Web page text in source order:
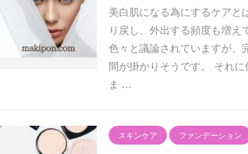
美白肌になる為にするケアと
り戻し、外出する頻度も増え
色々と議論されていますが、
間が掛かりそうです。 それ
ま ...
スキンケア ファンデーション